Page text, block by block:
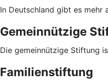
In Deutschland gibt es mehr
Gemeinnützige
Die gemeinnützige Stiftung
Familienstiftung